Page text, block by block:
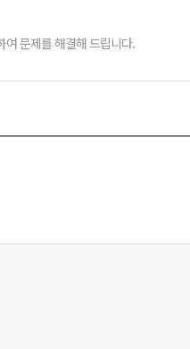
여 문제를 해결해 드립니다.